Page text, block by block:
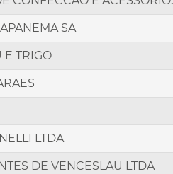
SA
E TRIGO
LTDA
DE VENCESLAU LTDA